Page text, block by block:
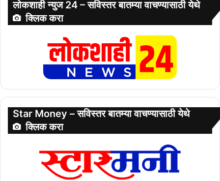
लोकशाही न्युज 24 – सविस्तर बातम्या वाचण्यासाठी येथे
क्लिक करा
Star Money – सविस्तर बातम्या वाचण्यासाठी येथे
क्लिक करा